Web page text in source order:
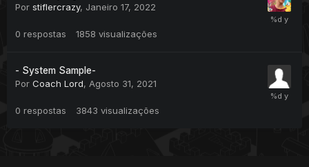
Por stiflercrazy, Janeiro 17, 2022
0 respostas 1858 visualizações
- System Sample-
Por Coach Lord, Agosto 31, 2021
0 respostas 3843 visualizações